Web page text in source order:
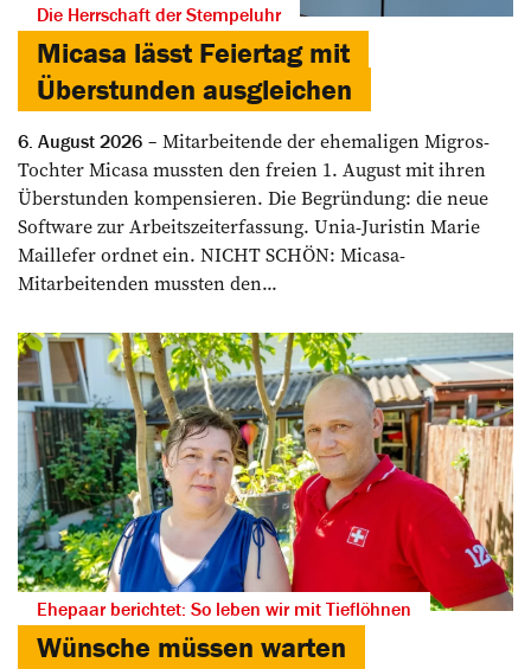
Die Herrschaft der Stempeluhr
Micasa lässt Feiertag mit
Überstunden ausgleichen
6. August 2026
Mitarbeitende der ehemaligen Migros-
Tochter Micasa mussten den freien 1. August mit ihren
Überstunden kompensieren. Die Begründung: die neue
Software zur Arbeitszeiterfassung. Unia-Juristin Marie
Maillefer ordnet ein. NICHT SCHÖN: Micasa-
Mitarbeitenden mussten den...
Ehepaar berichtet: So leben wir mit Tieflöhnen
Wünsche müssen warten